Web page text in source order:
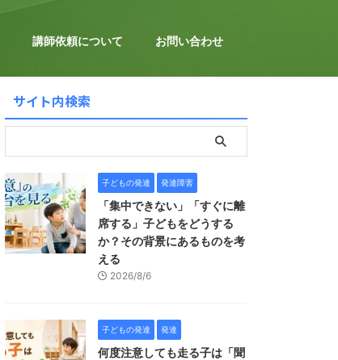
講師依頼について お問い合わせ
サイト内検索
子どもの発達 発達障害
「集中できない」「すぐに離
席する」子どもをどうする
か？その背景にあるものを考
える
2026/8/6
子どもの発達 発達
何度注意しても走る子は「聞